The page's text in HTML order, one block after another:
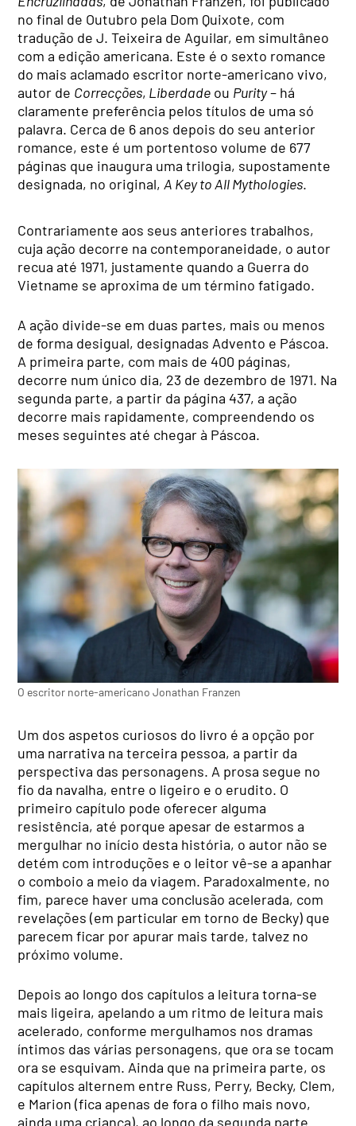
no final de Outubro pela Dom Quixote, com
tradução de J. Teixeira de Aguilar, em simultâneo
com a edição americana. Este é o sexto romance
do mais aclamado escritor norte-americano vivo,
autor de Correcções, Liberdade ou Purity– há
claramente preferência pelos títulos de uma só
palavra. Cerca de 6 anos depois do seu anterior
romance, este é um portentoso volume de 677
páginas que inaugura uma trilogia, supostamente
designada, no original,A Key to All Mythologies.
Contrariamente aos seus anteriores trabalhos,
cuja ação decorre na contemporaneidade, o autor
recua até 1971, justamente quando a Guerra do
Vietname se aproxima de um término fatigado.
A ação divide-se em duas partes, mais ou menos
de forma desigual, designadas Advento e Páscoa.
A primeira parte, com mais de 400 páginas,
decorre num único dia, 23 de dezembro de 1971. Na
segunda parte, a partir da página 437, a ação
decorre mais rapidamente, compreendendo os
meses seguintes até chegar à Páscoa.
O escritor norte-americano Jonathan Franzen
Um dos aspetos curiosos do livro é a opção por
uma narrativa na terceira pessoa, a partir da
perspectiva das personagens. A prosa segue no
fio da navalha, entre o ligeiro e o erudito. O
primeiro capítulo pode oferecer alguma
resistência, até porque apesar de estarmos a
mergulhar no início desta história, o autor não se
detém com introduções e o leitor vê-se a apanhar
o comboio a meio da viagem. Paradoxalmente, no
fim, parece haver uma conclusão acelerada, com
revelações (em particular em torno de Becky) que
parecem ficar por apurar mais tarde, talvez no
próximo volume.
Depois ao longo dos capítulos a leitura torna-se
mais ligeira, apelando a um ritmo de leitura mais
acelerado, conforme mergulhamos nos dramas
íntimos das várias personagens, que ora se tocam
ora se esquivam. Ainda que na primeira parte, os
capítulos alternem entre Russ, Perry, Becky, Clem,
e Marion (fica apenas de fora o filho mais novo,
ainda uma criança), ao longo da segunda parte